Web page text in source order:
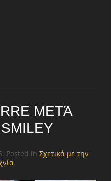
ΜΕΤΆ
. Posted in Σχετικά με την